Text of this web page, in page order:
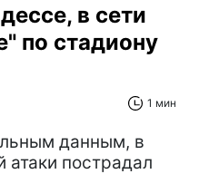
в сети
по стадиону
1 мин
данным, в
атаки пострадал